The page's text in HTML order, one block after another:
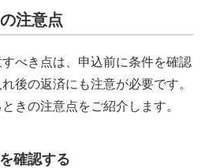
注意点
べき点は、申込前に条件を確認
後の返済にも注意が必要です。
きの注意点をご紹介します。
確認する